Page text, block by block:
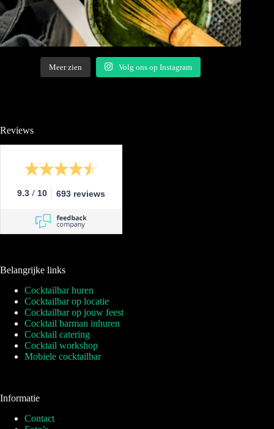
Meer zien Volg ons op Instagram
Reviews
9.3 / 10 693 reviews
Belangrijke links
Cocktailbar huren
Cocktailbar op locatie
Cocktailbar op jouw feest
Cocktail barman inhuren
Cocktail catering
Cocktail workshop
Mobiele cocktailbar
Informatie
Contact